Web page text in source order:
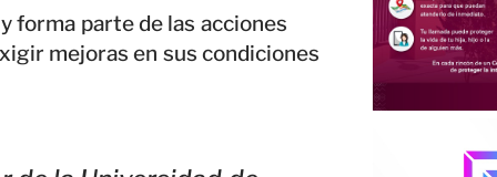
forma parte de las acciones
mejoras en sus condiciones